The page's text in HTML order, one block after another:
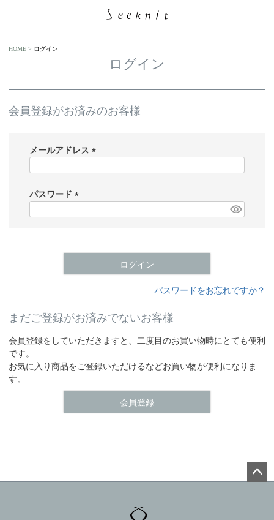
HOME ログイン
ログイン
会員登録がお済みのお客様
メールアドレス
)
パスワード
ログイン
パスワードをお忘れですか？
まだご登録がお済みでないお客様
会員登録をしていただきますと、二度目のお買い物時にとても便利
です。
お気に入り商品をご登録いただけるなどお買い物が便利になりま
す。
会員登録